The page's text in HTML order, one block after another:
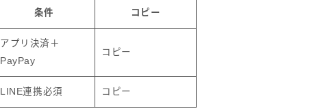
条件 コピー
アプリ決済＋
PayPay
コピー
LINE連携必須 コピー